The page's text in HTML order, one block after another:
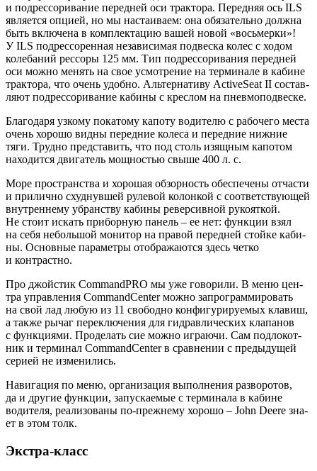
и подрессо­ри­ва­ние перед­ней оси трак­то­ра. Перед­няя ось ILS
явля­ет­ся опци­ей, но мы наста­и­ва­ем: она обя­за­тель­но долж­на
быть вклю­че­на в ком­плек­та­цию вашей новой «вось­мер­ки»!
У ILS подрес­со­рен­ная неза­ви­си­мая под­вес­ка колес с ходом
коле­ба­ний рес­со­ры 125 мм. Тип подрессо­ри­ва­ния перед­ней
оси мож­но менять на свое усмот­ре­ние на тер­ми­на­ле в кабине
трак­то­ра, что очень удоб­но. Аль­тер­на­ти­ву ActiveSeat II состав­
ля­ют подрессо­ри­ва­ние каби­ны с креслом на пневмоподвеске.
Бла­го­да­ря узко­му пока­то­му капо­ту води­те­лю с рабо­че­го места
очень хоро­шо вид­ны перед­ние коле­са и перед­ние ниж­ние
тяги. Труд­но пред­ста­вить, что под столь изящ­ным капо­том
нахо­дит­ся дви­га­тель мощ­но­стью свы­ше 400 л. с.
Море про­стран­ства и хоро­шая обзор­ность обес­пе­че­ны отча­сти
и при­лич­но схуд­нув­шей руле­вой колон­кой с соот­вет­ству­ю­щей
внут­рен­не­му убран­ству каби­ны ревер­сив­ной руко­ят­кой.
Не сто­ит искать при­бор­ную панель – ее нет: функ­ции взял
на себя неболь­шой мони­тор на пра­вой перед­ней стой­ке каби­
ны. Основ­ные пара­мет­ры отоб­ра­жа­ют­ся здесь чет­ко
и контрастно.
Про джой­стик CommandPRO мы уже гово­ри­ли. В меню цен­
тра управ­ле­ния CommandCenter мож­но запро­грам­ми­ро­вать
на свой лад любую из 11 сво­бод­но кон­фи­гу­ри­ру­е­мых кла­виш,
а так­же рычаг пере­клю­че­ния для гид­рав­ли­че­ских кла­па­нов
с функ­ци­я­ми. Про­де­лать сие мож­но игра­ю­чи. Сам под­ло­кот­
ник и тер­ми­нал CommandCenter в срав­не­нии с преды­ду­щей
сери­ей не изменились.
Нави­га­ция по меню, орга­ни­за­ция выпол­не­ния раз­во­ро­тов,
да и дру­гие функ­ции, запус­ка­е­мые с тер­ми­на­ла в кабине
води­те­ля, реа­ли­зо­ва­ны по-преж­не­му хоро­шо – John Deere зна­
ет в этом толк.
Экстра-класс